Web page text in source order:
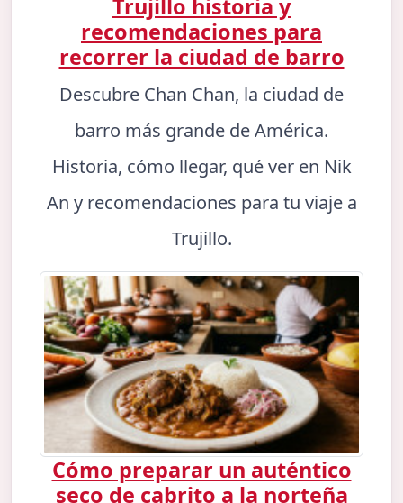
Trujillo historia y
recomendaciones para
recorrer la ciudad de barro
Descubre Chan Chan, la ciudad de
barro más grande de América.
Historia, cómo llegar, qué ver en Nik
An y recomendaciones para tu viaje a
Trujillo.
Cómo preparar un auténtico
seco de cabrito a la norteña